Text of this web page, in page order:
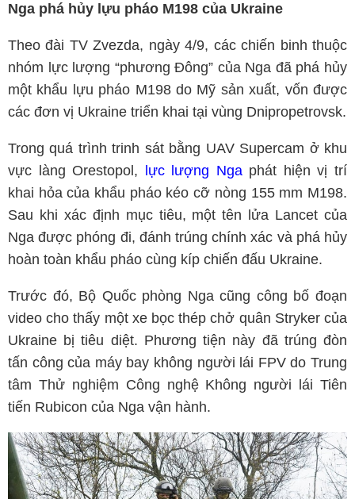
Nga phá hủy lựu pháo M198 của Ukraine
Theo đài TV Zvezda, ngày 4/9, các chiến binh thuộc
nhóm lực lượng “phương Đông” của Nga đã phá hủy
một khẩu lựu pháo M198 do Mỹ sản xuất, vốn được
các đơn vị Ukraine triển khai tại vùng Dnipropetrovsk.
Trong quá trình trinh sát bằng UAV Supercam ở khu
vực làng Orestopol,
lực lượng Ngaphát hiện vị trí
khai hỏa của khẩu pháo kéo cỡ nòng 155 mm M198.
Sau khi xác định mục tiêu, một tên lửa Lancet của
Nga được phóng đi, đánh trúng chính xác và phá hủy
hoàn toàn khẩu pháo cùng kíp chiến đấu Ukraine.
Trước đó, Bộ Quốc phòng Nga cũng công bố đoạn
video cho thấy một xe bọc thép chở quân Stryker của
Ukraine bị tiêu diệt. Phương tiện này đã trúng đòn
tấn công của máy bay không người lái FPV do Trung
tâm Thử nghiệm Công nghệ Không người lái Tiên
tiến Rubicon của Nga vận hành.